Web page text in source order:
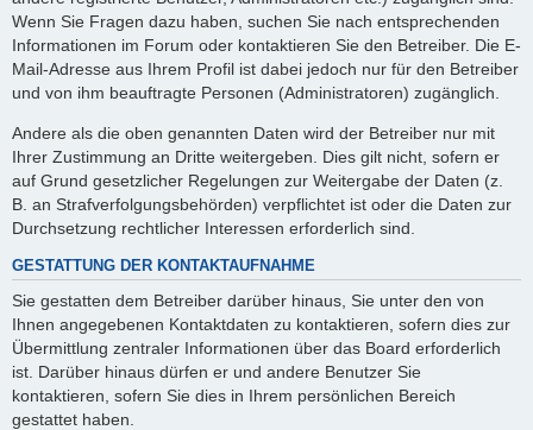
Wenn Sie Fragen dazu haben, suchen Sie nach entsprechenden
Informationen im Forum oder kontaktieren Sie den Betreiber. Die E-
Mail-Adresse aus Ihrem Profil ist dabei jedoch nur für den Betreiber
und von ihm beauftragte Personen (Administratoren) zugänglich.
Andere als die oben genannten Daten wird der Betreiber nur mit
Ihrer Zustimmung an Dritte weitergeben. Dies gilt nicht, sofern er
auf Grund gesetzlicher Regelungen zur Weitergabe der Daten (z.
B. an Strafverfolgungsbehörden) verpflichtet ist oder die Daten zur
Durchsetzung rechtlicher Interessen erforderlich sind.
GESTATTUNG DER KONTAKTAUFNAHME
Sie gestatten dem Betreiber darüber hinaus, Sie unter den von
Ihnen angegebenen Kontaktdaten zu kontaktieren, sofern dies zur
Übermittlung zentraler Informationen über das Board erforderlich
ist. Darüber hinaus dürfen er und andere Benutzer Sie
kontaktieren, sofern Sie dies in Ihrem persönlichen Bereich
gestattet haben.